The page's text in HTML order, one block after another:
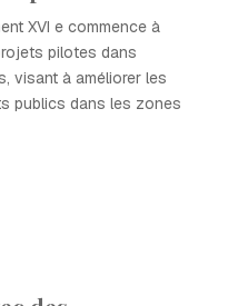
XVI e commence à
pilotes dans
visant à améliorer les
publics dans les zones